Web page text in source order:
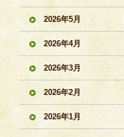
2026年5月
2026年4月
2026年3月
2026年2月
2026年1月